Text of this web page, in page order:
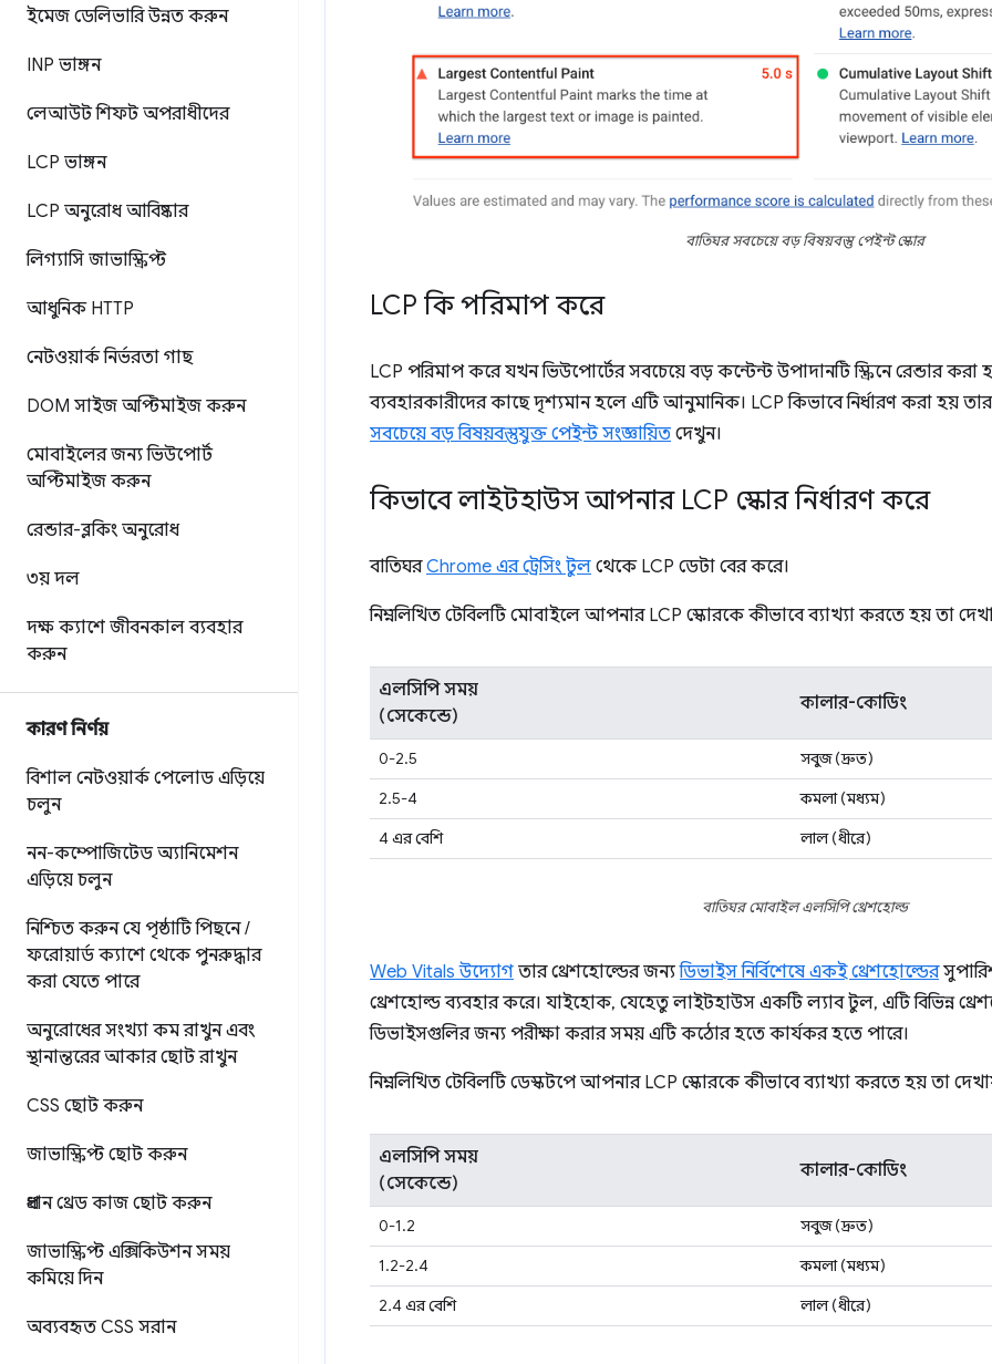
ইমেজ ডেলিভারি উন্নত করুন
INP ভাঙ্গন
লেআউট শিফট অপরাধীদের
LCP ভাঙ্গন
LCP অনুরোধ আবিষ্কার
লিগ্যাসি জাভাস্ক্রিপ্ট
আধুনিক HTTP
নেটওয়ার্ক নির্ভরতা গাছ
DOM সাইজ অপ্টিমাইজ করুন
মোবাইলের জন্য ভিউপোর্ট
অপ্টিমাইজ করুন
রেন্ডার-ব্লকিং অনুরোধ
৩য় দল
দক্ষ ক্যাশে জীবনকাল ব্যবহার
করুন
কারণ নির্ণয়
বিশাল নেটওয়ার্ক পেলোড এড়িয়ে
চলুন
নন-কম্পোজিটেড অ্যানিমেশন
এড়িয়ে চলুন
নিশ্চিত করুন যে পৃষ্ঠাটি পিছনে/
ফরোয়ার্ড ক্যাশে থেকে পুনরুদ্ধার
করা যেতে পারে
অনুরোধের সংখ্যা কম রাখুন এবং
স্থানান্তরের আকার ছোট রাখুন
CSS ছোট করুন
জাভাস্ক্রিপ্ট ছোট করুন
প্রধান থ্রেড কাজ ছোট করুন
জাভাস্ক্রিপ্ট এক্সিকিউশন সময়
কমিয়ে দিন
অব্যবহৃত CSS সরান
বাতিঘর সবচেয়ে বড় বিষয়বস্তু পেইন্ট স্কোর
LCP কি পরিমাপ করে
LCP পরিমাপ করে যখন ভিউপোর্টের সবচেয়ে বড় কন্টেন্ট উপাদানটি স্ক্রিনে রেন্ডার করা
ব্যবহারকারীদের কাছে দৃশ্যমান হলে এটি আনুমানিক। LCP কিভাবে নির্ধারণ করা হয়
সবচেয়ে বড় বিষয়বস্তুযুক্ত পেইন্ট সংজ্ঞায়িত দেখুন।
কিভাবে লাইটহাউস আপনার LCP স্কোর নির্ধারণ করে
বাতিঘরChrome এর ট্রেসিং টুল থেকে LCP ডেটা বের করে।
নিম্নলিখিত টেবিলটি মোবাইলে আপনার LCP স্কোরকে কীভাবে ব্যাখ্যা করতে হয় তা
এলসিপি সময়
(সেকেন্ডে)
কালার-কোডিং
0-2.5
সবুজ (দ্রুত)
2.5-4
কমলা (মধ্যম)
4 এর বেশি
লাল (ধীরে)
বাতিঘর মোবাইল এলসিপি থ্রেশহোল্ড
Web Vitals উদ্যোগ তার থ্রেশহোল্ডের জন্যডিভাইস নির্বিশেষে একই থ্রেশহোল্ডের
থ্রেশহোল্ড ব্যবহার করে। যাইহোক, যেহেতু লাইটহাউস একটি ল্যাব টুল, এটি বিভিন্ন
ডিভাইসগুলির জন্য পরীক্ষা করার সময় এটি কঠোর হতে কার্যকর হতে পারে।
নিম্নলিখিত টেবিলটি ডেস্কটপে আপনার LCP স্কোরকে কীভাবে ব্যাখ্যা করতে হয় তা
এলসিপি সময়
(সেকেন্ডে)
কালার-কোডিং
0-1.2
সবুজ (দ্রুত)
1.2-2.4
কমলা (মধ্যম)
2.4 এর বেশি
লাল (ধীরে)